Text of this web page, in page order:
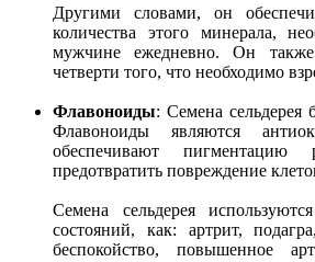
Другими словами, он
количества этого минерала,
мужчине ежедневно. Он также
четверти того, что необходимо
Флавоноиды: Семена сельдерея
Флавоноиды являются
обеспечивают
предотвратить повреждение
Семена сельдерея
состояний, как: артрит,
беспокойство, повышенное